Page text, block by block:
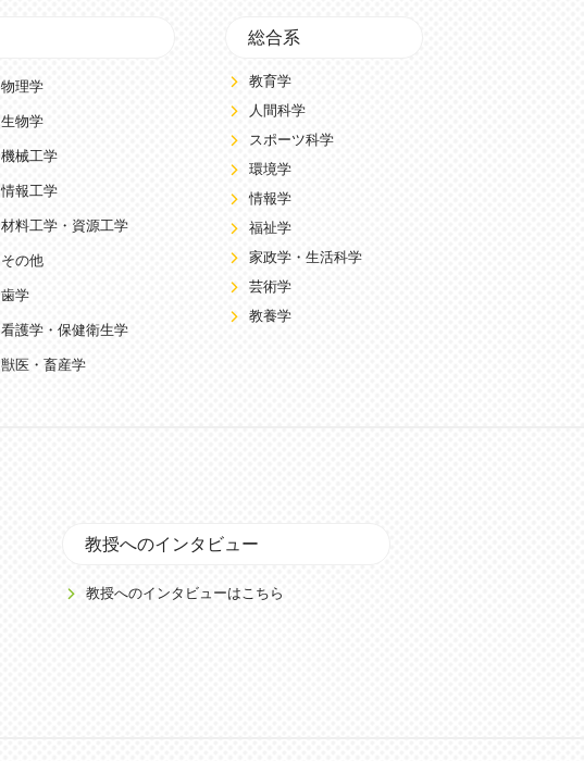
物理学
生物学
機械工学
情報工学
材料工学・資源工学
その他
歯学
看護学・保健衛生学
獣医・畜産学
総合系
教育学
人間科学
スポーツ科学
環境学
情報学
福祉学
家政学・生活科学
芸術学
教養学
教授へのインタビュー
教授へのインタビューはこちら